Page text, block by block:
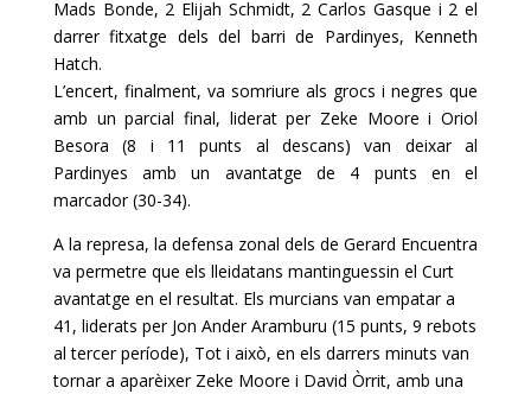
Mads Bonde, 2 Elijah Schmidt, 2 Carlos Gasque i 2 el
darrer fitxatge dels del barri de Pardinyes, Kenneth
Hatch.
L’encert, finalment, va somriure als grocs i negres que
amb un parcial final, liderat per Zeke Moore i Oriol
Besora (8 i 11 punts al descans) van deixar al
Pardinyes amb un avantatge de 4 punts en el
marcador (30-34).
A la represa, la defensa zonal dels de Gerard Encuentra
va permetre que els lleidatans mantinguessin el Curt
avantatge en el resultat. Els murcians van empatar a
41, liderats per Jon Ander Aramburu (15 punts, 9 rebots
al tercer període), Tot i això, en els darrers minuts van
tornar a aparèixer Zeke Moore i David Òrrit, amb una